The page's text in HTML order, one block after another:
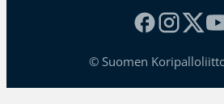
© Suomen